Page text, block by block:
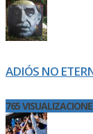
ADIÓS NO
765